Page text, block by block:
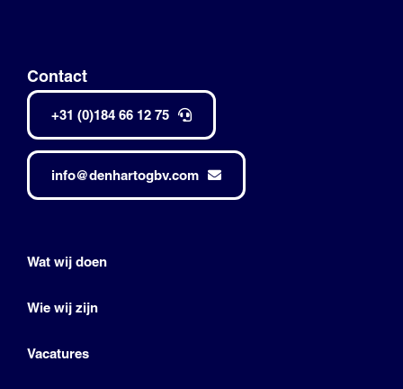
Contact
+31 (0)184 66 12 75
info@denhartogbv.com
Wat wij doen
Wie wij zijn
Vacatures